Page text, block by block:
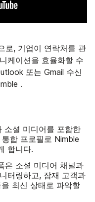
로, 기업이 연락처를 관
케이션을 효율화할 수
또는 Gmail 수신
.
소셜 미디어를 포함한
합 프로필로 Nimble
합니다.
은 소셜 미디어 채널과
터링하고, 잠재 고객과
최신 상태로 파악할